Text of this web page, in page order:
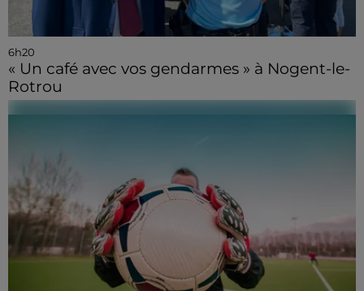
6h20
« Un café avec vos gendarmes » à Nogent-le-
Rotrou